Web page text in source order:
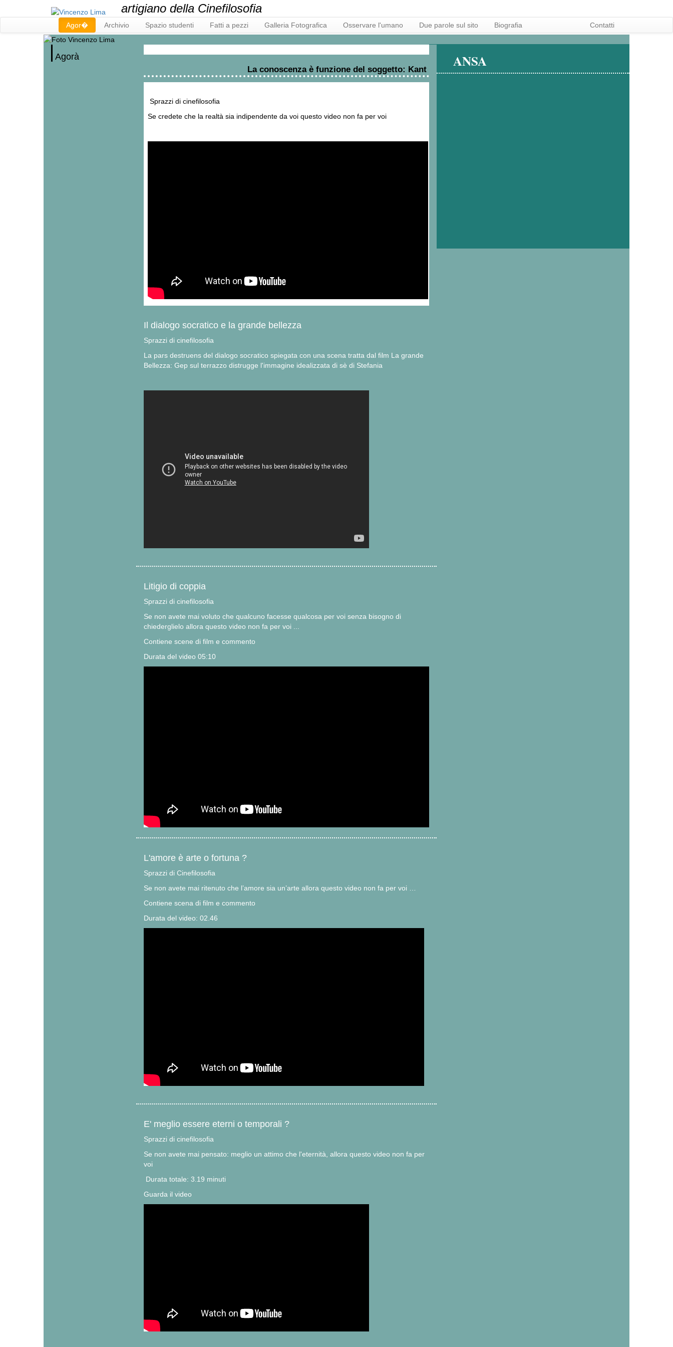
artigiano della Cinefilosofia
Agor� Archivio Spazio studenti Fatti a pezzi Galleria Fotografica Osservare l'umano Due parole sul sito Biografia Contatti
Agorà
La conoscenza è funzione del soggetto: Kant
Sprazzi di cinefilosofia
Se credete che la realtà sia indipendente da voi questo video non fa per voi
ANSA
Il dialogo socratico e la grande bellezza
Sprazzi di cinefilosofia
La pars destruens del dialogo socratico spiegata con una scena tratta dal film La grande
Bellezza: Gep sul terrazzo distrugge l'immagine idealizzata di sè di Stefania
Litigio di coppia
Sprazzi di cinefilosofia
Se non avete mai voluto che qualcuno facesse qualcosa per voi senza bisogno di
chiederglielo allora questo video non fa per voi ...
Contiene scene di film e commento
Durata del video 05:10
L'amore è arte o fortuna ?
Sprazzi di Cinefilosofia
Se non avete mai ritenuto che l’amore sia un’arte allora questo video non fa per voi …
Contiene scena di film e commento
Durata del video: 02.46
E' meglio essere eterni o temporali ?
Sprazzi di cinefilosofia
Se non avete mai pensato: meglio un attimo che l'eternità, allora questo video non fa per
voi
Durata totale: 3.19 minuti
Guarda il video